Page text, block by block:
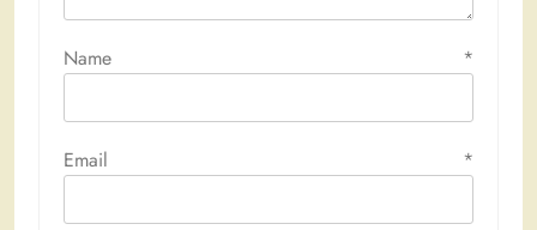
Name *
Email *